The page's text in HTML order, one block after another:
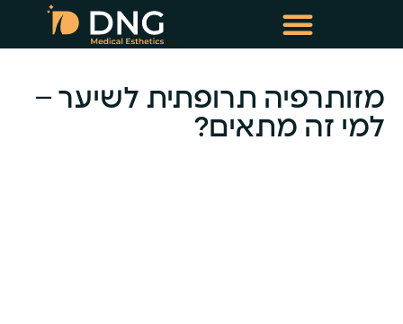
מזותרפיה תרופתית לשיער –
למי זה מתאים?